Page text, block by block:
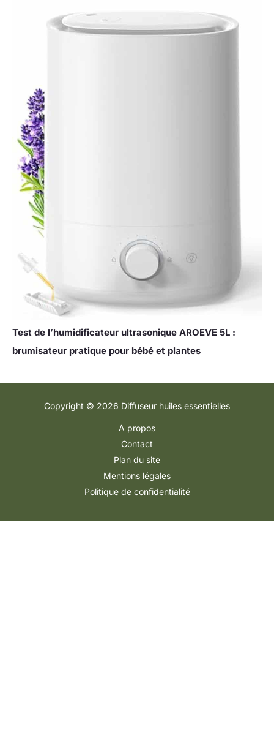
Test de l’humidificateur ultrasonique AROEVE 5L :
brumisateur pratique pour bébé et plantes
Copyright © 2026 Diffuseur huiles essentielles
A propos
Contact
Plan du site
Mentions légales
Politique de confidentialité